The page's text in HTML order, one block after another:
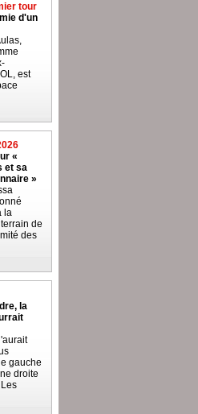
tour
d'un
est
«
et sa
»
la
de
des
la
gauche
droite